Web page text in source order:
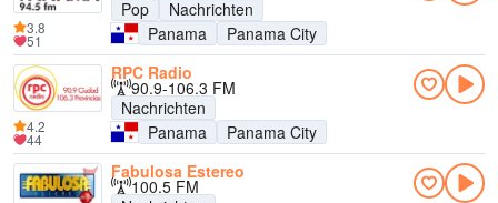
Pop
Nachrichten
Panama
Panama City
3.8
51
RPC Radio
90.9-106.3 FM
Nachrichten
Panama
Panama City
4.2
44
Fabulosa Estereo
100.5 FM